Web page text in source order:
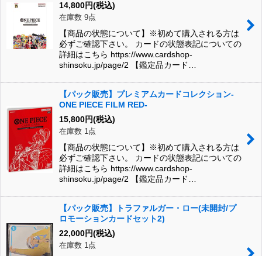
14,800円(税込)
在庫数 9点
【商品の状態について】※初めて購入される方は
必ずご確認下さい。 カードの状態表記についての
詳細はこちら https://www.cardshop-
shinsoku.jp/page/2 【鑑定品カード…
【パック販売】プレミアムカードコレクション-
ONE PIECE FILM RED-
15,800円(税込)
在庫数 1点
【商品の状態について】※初めて購入される方は
必ずご確認下さい。 カードの状態表記についての
詳細はこちら https://www.cardshop-
shinsoku.jp/page/2 【鑑定品カード…
【パック販売】トラファルガー・ロー(未開封/プ
ロモーションカードセット2)
22,000円(税込)
在庫数 1点